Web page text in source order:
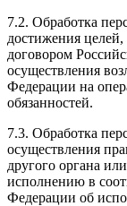
7.2. Обработка
достижения
договором
осуществления
Федерации на
обязанностей.
7.3. Обработка
осуществления
другого органа
исполнению в
Федерации об